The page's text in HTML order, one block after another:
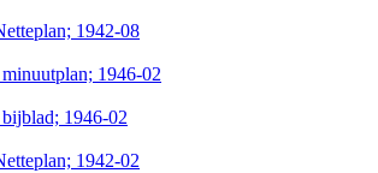
1942-08
1946-02
1946-02
1942-02